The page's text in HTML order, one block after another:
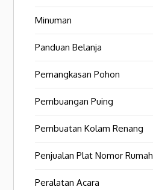
Minuman
Panduan Belanja
Pemangkasan Pohon
Pembuangan Puing
Pembuatan Kolam Renang
Penjualan Plat Nomor Rumah
Peralatan Acara